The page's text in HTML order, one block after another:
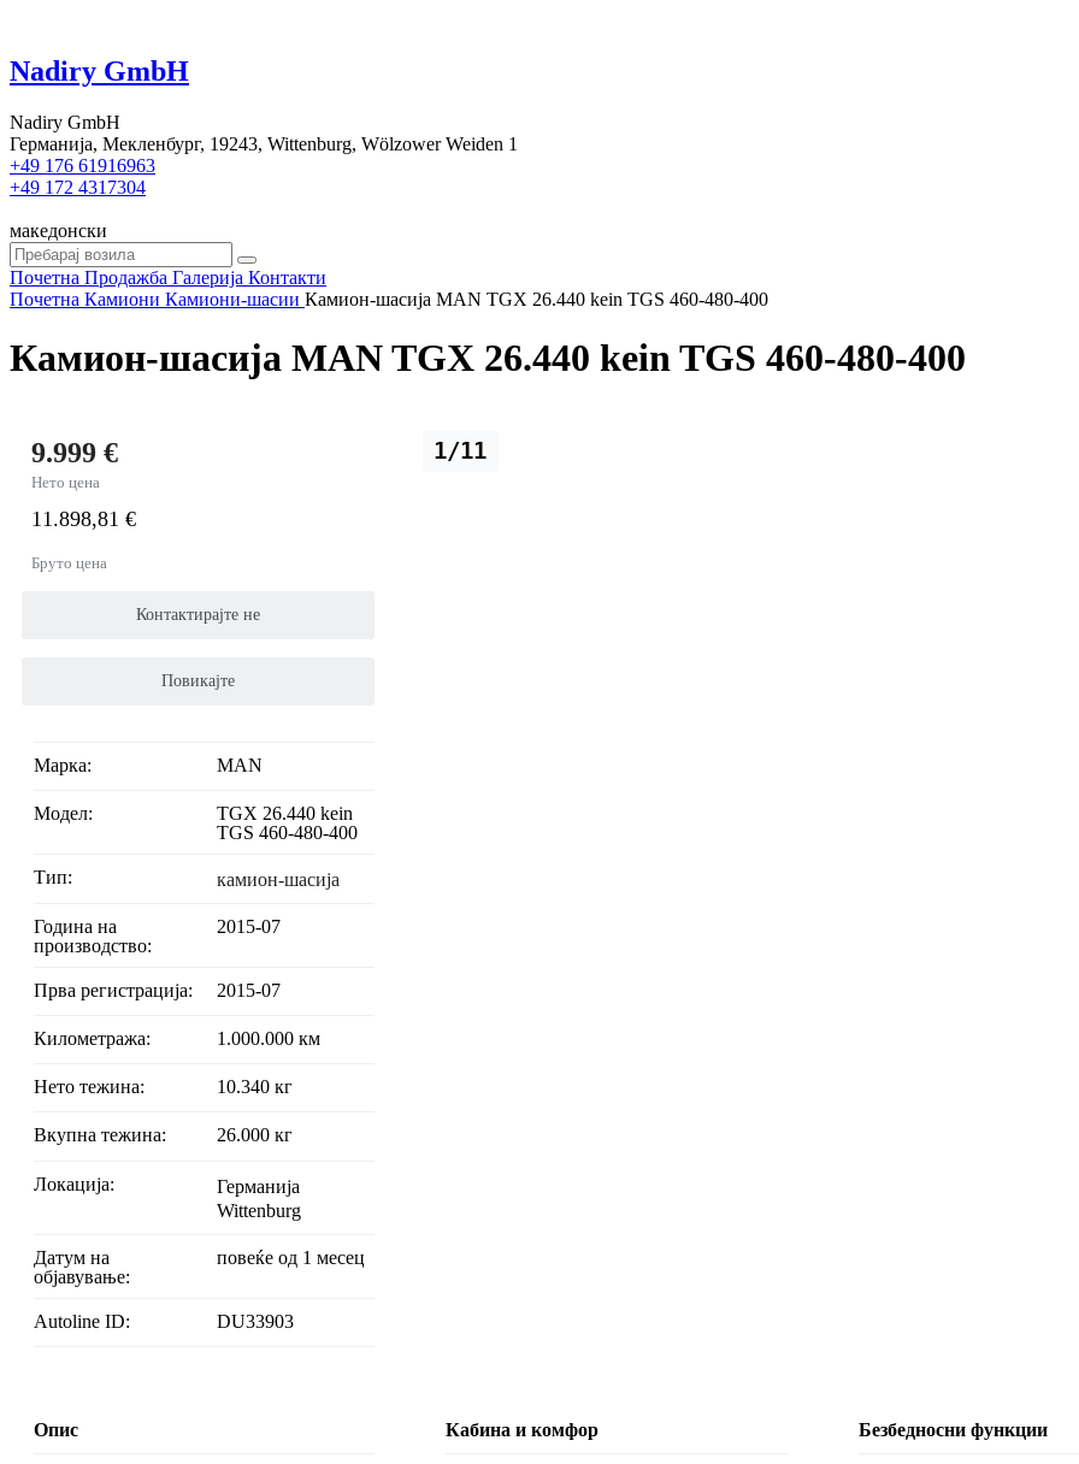
Nadiry GmbH
Nadiry GmbH
Германија, Мекленбург, 19243, Wittenburg, Wölzower Weiden 1
+49 176 61916963
+49 172 4317304
македонски
Почетна Продажба Галерија Контакти
Почетна Камиони Камиони-шасии Камион-шасија MAN TGX 26.440 kein TGS 460-480-400
Камион-шасија MAN TGX 26.440 kein TGS 460-480-400
1/11
9.999 €
Нето цена
11.898,81 €
Бруто цена
Контактирајте не
Повикајте
Марка: MAN
Модел:
TGX 26.440 kein
TGS 460-480-400
Тип: камион-шасија
Година на
производство:
2015-07
Прва регистрација: 2015-07
Километража: 1.000.000 км
Нето тежина: 10.340 кг
Вкупна тежина: 26.000 кг
Локација:
Германија
Wittenburg
Датум на
објавување:
повеќе од 1 месец
Autoline ID: DU33903
Опис Кабина и комфор Безбедносни функции